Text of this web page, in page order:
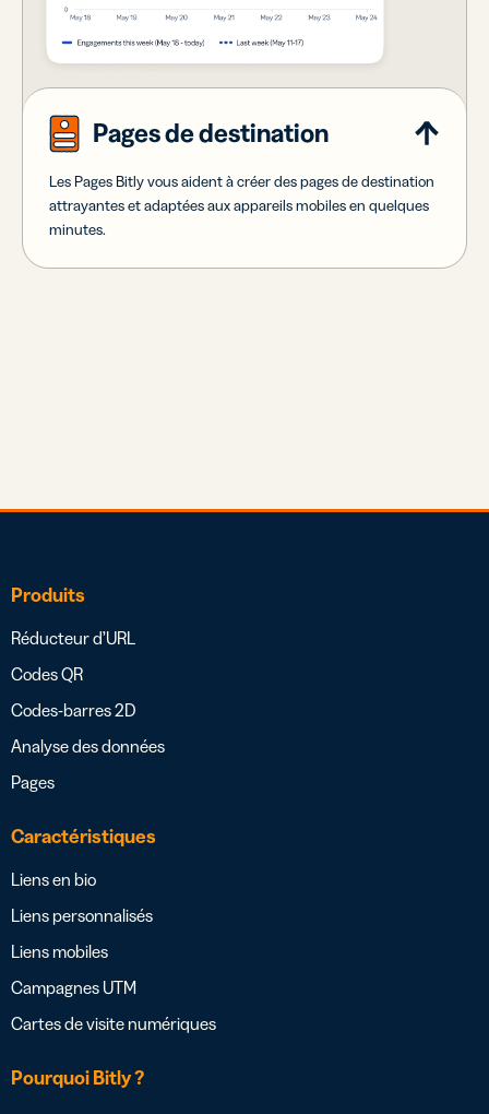
Pages de destination
Les Pages Bitly vous aident à créer des pages de destination
attrayantes et adaptées aux appareils mobiles en quelques
minutes.
Produits
Réducteur d’URL
Codes QR
Codes-barres 2D
Analyse des données
Pages
Caractéristiques
Liens en bio
Liens personnalisés
Liens mobiles
Campagnes UTM
Cartes de visite numériques
Pourquoi Bitly ?